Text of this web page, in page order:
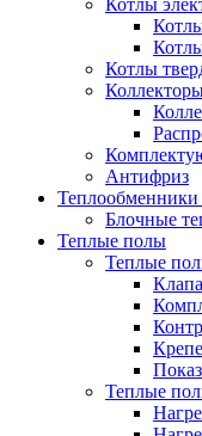
Котлы
Котлы
Антифриз
Блочные
Теплые полы
Теплые
Теплые